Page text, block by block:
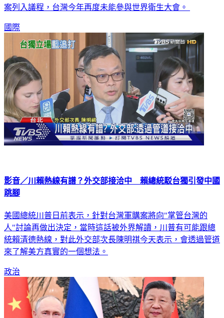
案列入議程，台灣今年再度未能參與世界衛生大會。
國際
影音／川賴熱線有譜？外交部接洽中 賴總統駁台獨引發中國
跳腳
美國總統川普日前表示，針對台灣軍購案將向"掌管台灣的
人"討論再做出決定，當時這話被外界解讀，川普有可能跟總
統賴清德熱線，對此外交部次長陳明祺今天表示，會透過管道
來了解美方真實的一個想法。
政治